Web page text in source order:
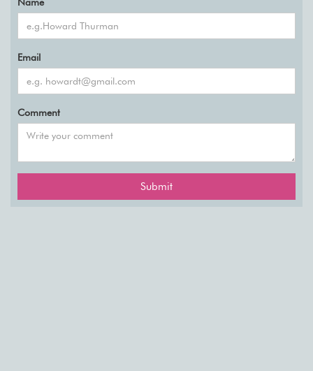
Name
Email
Comment
Submit